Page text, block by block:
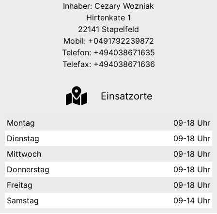
Inhaber: Cezary Wozniak
Hirtenkate 1
22141 Stapelfeld
Mobil: +0491792239872
Telefon: +494038671635
Telefax: +494038671636
Einsatzorte
Montag
09-18 Uhr
Dienstag
09-18 Uhr
Mittwoch
09-18 Uhr
Donnerstag
09-18 Uhr
Freitag
09-18 Uhr
Samstag
09-14 Uhr